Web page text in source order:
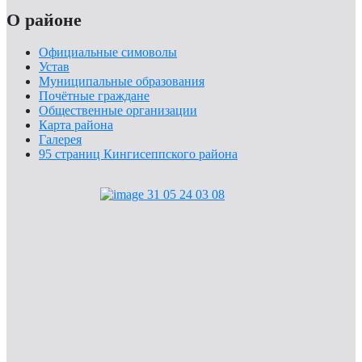
О районе
Официальные симоволы
Устав
Муниципальные образования
Почётные граждане
Общественные организации
Карта района
Галерея
95 страниц Кингисеппского района